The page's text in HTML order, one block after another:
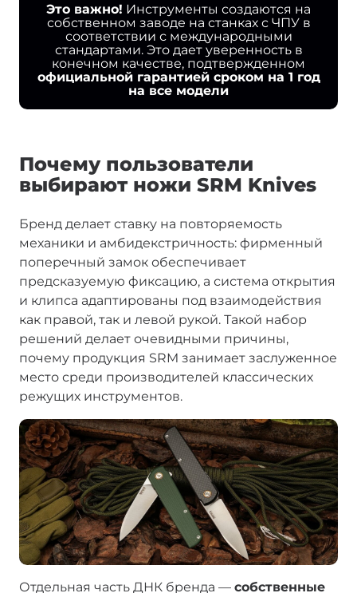
Это важно! Инструменты создаются на
собственном заводе на станках с ЧПУ в
соответствии с международными
стандартами. Это дает уверенность в
конечном качестве, подтвержденном
официальной гарантией сроком на 1 год
на все модели
Почему пользователи
выбирают ножи SRM Knives
Бренд делает ставку на повторяемость
механики и амбидекстричность: фирменный
поперечный замок обеспечивает
предсказуемую фиксацию, а система открытия
и клипса адаптированы под взаимодействия
как правой, так и левой рукой. Такой набор
решений делает очевидными причины,
почему продукция SRM занимает заслуженное
место среди производителей классических
режущих инструментов.
Отдельная часть ДНК бренда — собственные